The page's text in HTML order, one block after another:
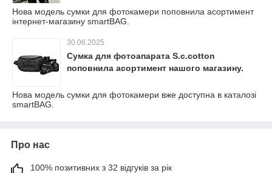
Нова модель сумки для фотокамери поповнила асортимент
інтернет-магазину smartBAG.
30.06.2025
Сумка для фотоапарата S.c.cotton
поповнила асортимент нашого магазину.
Нова модель сумки для фотокамери вже доступна в каталозі
smartBAG.
Про нас
100% позитивних з 32 відгуків за рік